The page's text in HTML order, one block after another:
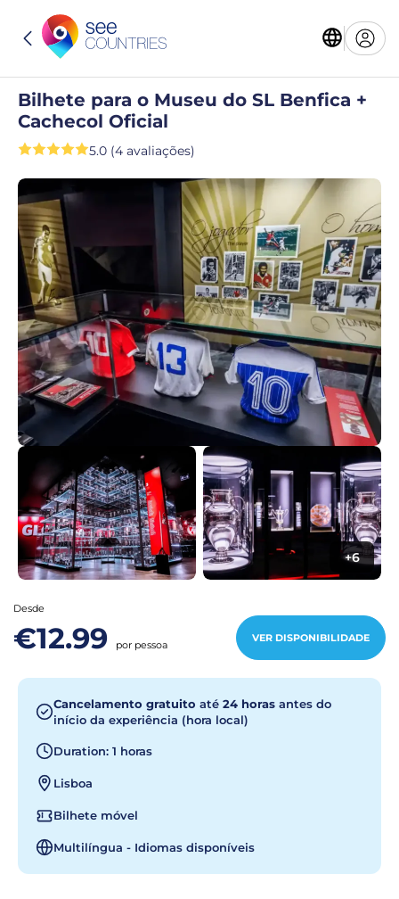
Bilhete para o Museu do SL Benfica +
Cachecol Oficial
5.0 (4 avaliações)
+6
Desde
€12.99 por pessoa
VER DISPONIBILIDADE
Cancelamento gratuito até 24 horas antes do
início da experiência (hora local)
Duration: 1 horas
Lisboa
Bilhete móvel
Multilíngua - Idiomas disponíveis